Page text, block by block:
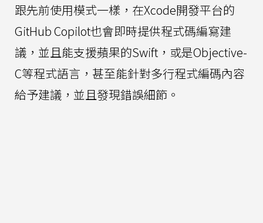
跟先前使用模式一樣，在Xcode開發平台的
GitHub Copilot也會即時提供程式碼編寫建
議，並且能支援蘋果的Swift，或是Objective-
C等程式語言，甚至能針對多行程式編碼內容
給予建議，並且發現錯誤細節。